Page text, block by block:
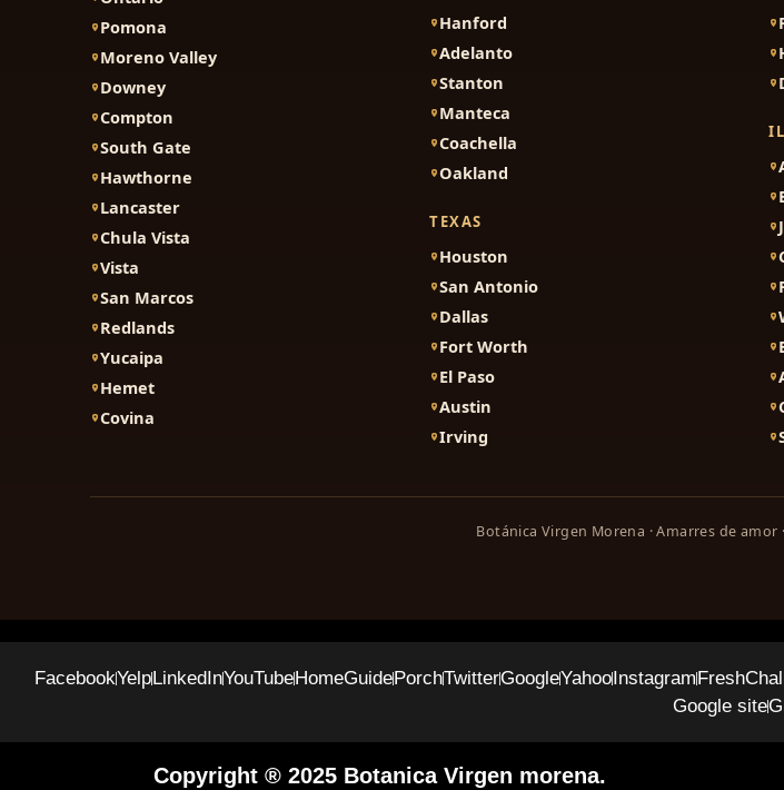
Pomona
Moreno Valley
Downey
Compton
South Gate
Hawthorne
Lancaster
Chula Vista
Vista
San Marcos
Redlands
Yucaipa
Hemet
Covina
Hanford
Adelanto
Stanton
Manteca
Coachella
Oakland
TEXAS
Houston
San Antonio
Dallas
Fort Worth
El Paso
Austin
Irving
Botánica Virgen Morena · Amarres de amor
FacebookYelpLinkedInYouTubeHomeGuidePorchTwitterGoogleYahooInstagram
Google site
Copyright ® 2025 Botanica Virgen morena.